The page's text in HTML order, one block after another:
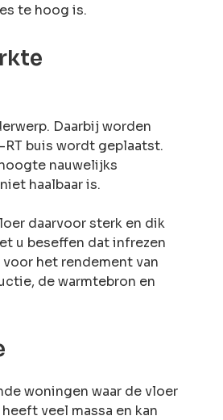
te hoog is.
Daarbij worden
RT buis wordt geplaatst.
nauwelijks
haalbaar is.
daarvoor sterk en dik
u beseffen dat infrezen
het rendement van
de warmtebron en
woningen waar de vloer
veel massa en kan